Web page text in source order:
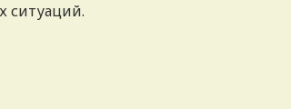
ситуаций.